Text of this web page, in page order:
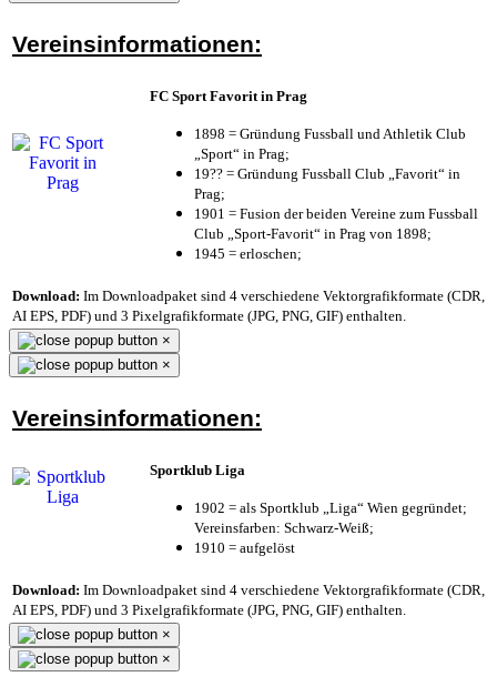
Vereinsinformationen:
FC Sport Favorit in Prag
1898 = Gründung Fussball und Athletik Club
„Sport“ in Prag;
19?? = Gründung Fussball Club „Favorit“ in
Prag;
1901 = Fusion der beiden Vereine zum Fussball
Club „Sport-Favorit“ in Prag von 1898;
1945 = erloschen;
Download: Im Downloadpaket sind 4 verschiedene Vektorgrafikformate (CDR,
AI EPS, PDF) und 3 Pixelgrafikformate (JPG, PNG, GIF) enthalten.
×
×
Vereinsinformationen:
Sportklub Liga
1902 = als Sportklub „Liga“ Wien gegründet;
Vereinsfarben: Schwarz-Weiß;
1910 = aufgelöst
Download: Im Downloadpaket sind 4 verschiedene Vektorgrafikformate (CDR,
AI EPS, PDF) und 3 Pixelgrafikformate (JPG, PNG, GIF) enthalten.
×
×